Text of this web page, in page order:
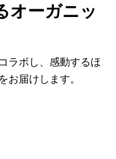
オーガニッ
ラボし、感動するほ
お届けします。